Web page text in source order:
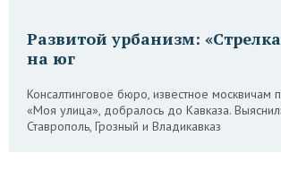
Развитой урбанизм:
на юг
Консалтинговое бюро, известное москвичам
«Моя улица», добралось до Кавказа.
Ставрополь, Грозный и Владикавказ